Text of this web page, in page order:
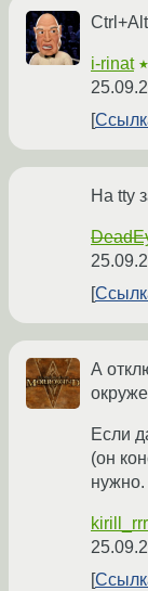
i-rinat
На tty
А
Если
(он
нужно.
kirill_rrr